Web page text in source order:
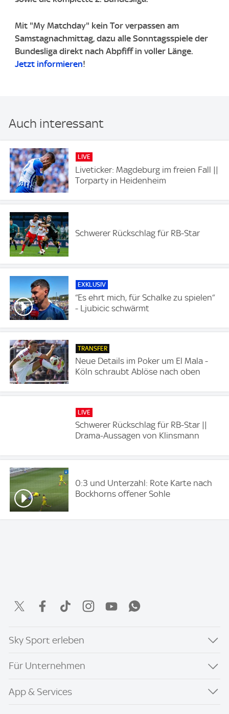
Mit "My Matchday" kein Tor verpassen am
Samstagnachmittag, dazu alle Sonntagsspiele der
Bundesliga direkt nach Abpfiff in voller Länge.
Jetzt informieren!
Auch interessant
LIVE
Liveticker: Magdeburg im freien Fall ||
Torparty in Heidenheim
Schwerer Rückschlag für RB-Star
EXKLUSIV
“Es ehrt mich, für Schalke zu spielen“
- Ljubicic schwärmt
TRANSFER
Neue Details im Poker um El Mala -
Köln schraubt Ablöse nach oben
LIVE
Schwerer Rückschlag für RB-Star ||
Drama-Aussagen von Klinsmann
0:3 und Unterzahl: Rote Karte nach
Bockhorns offener Sohle
Sky Sport erleben
Für Unternehmen
App & Services